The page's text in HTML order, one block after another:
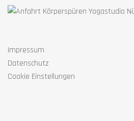
Impressum
Datenschutz
Cookie Einstellungen